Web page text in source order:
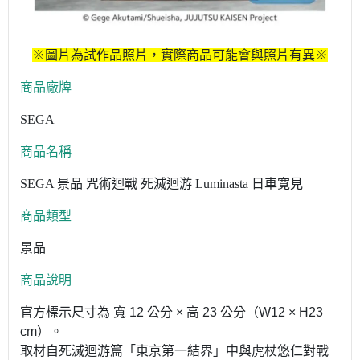
※圖片為試作品照片，實際商品可能會與照片有異※
商品廠牌
SEGA
商品名稱
SEGA 景品 咒術迴戰 死滅迴游 Luminasta 日車寛見
商品類型
景品
商品說明
官方標示尺寸為 寬 12 公分 × 高 23 公分（W12 × H23
cm）。
取材自死滅迴游篇「東京第一結界」中與虎杖悠仁對戰